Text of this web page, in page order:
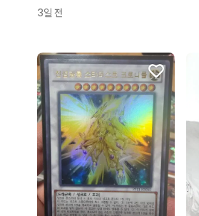
3일 전